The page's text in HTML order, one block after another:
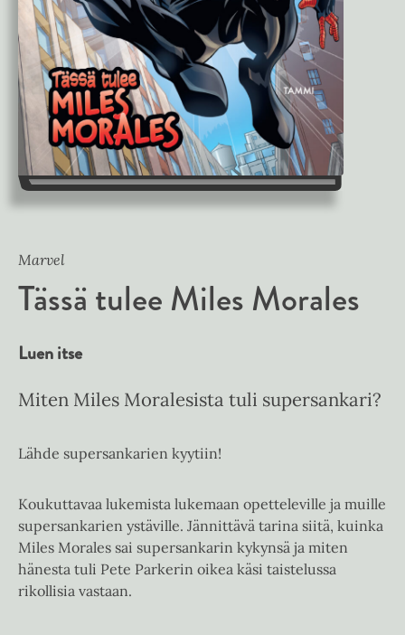
Marvel
Tässä tulee Miles Morales
Luen itse
Miten Miles Moralesista tuli supersankari?
Lähde supersankarien kyytiin!
Koukuttavaa lukemista lukemaan opetteleville ja muille
supersankarien ystäville. Jännittävä tarina siitä, kuinka
Miles Morales sai supersankarin kykynsä ja miten
hänesta tuli Pete Parkerin oikea käsi taistelussa
rikollisia vastaan.